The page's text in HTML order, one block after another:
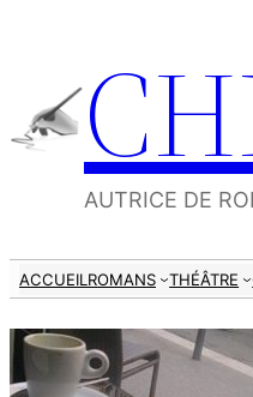
contenu
AUTRICE DE
ACCUEIL ROMANS THÉÂTRE